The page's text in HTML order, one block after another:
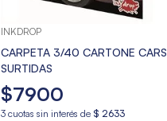
INKDROP
CARPETA 3/40 CARTONE CARS
SURTIDAS
$7900
3 cuotas sin interés de $ 2633